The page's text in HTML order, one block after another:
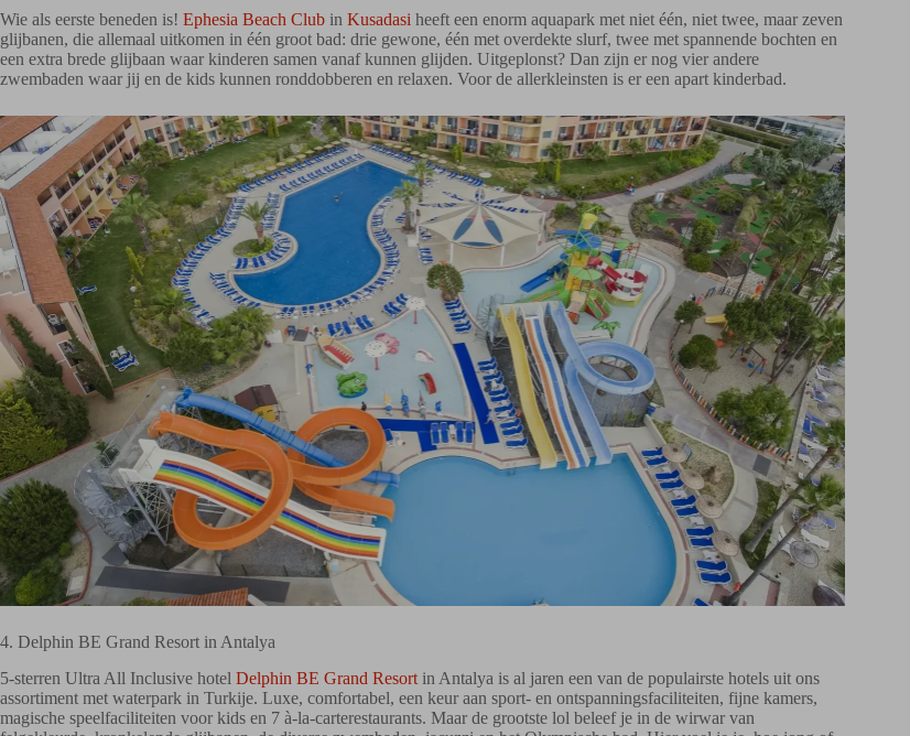
Wie als eerste beneden is! Ephesia Beach Club in Kusadasi heeft een enorm aquapark met niet één, niet twee, maar zeven
glijbanen, die allemaal uitkomen in één groot bad: drie gewone, één met overdekte slurf, twee met spannende bochten en
een extra brede glijbaan waar kinderen samen vanaf kunnen glijden. Uitgeplonst? Dan zijn er nog vier andere
zwembaden waar jij en de kids kunnen ronddobberen en relaxen. Voor de allerkleinsten is er een apart kinderbad.
4. Delphin BE Grand Resort in Antalya
5-sterren Ultra All Inclusive hotel Delphin BE Grand Resort in Antalya is al jaren een van de populairste hotels uit ons
assortiment met waterpark in Turkije. Luxe, comfortabel, een keur aan sport- en ontspanningsfaciliteiten, fijne kamers,
magische speelfaciliteiten voor kids en 7 à-la-carterestaurants. Maar de grootste lol beleef je in de wirwar van